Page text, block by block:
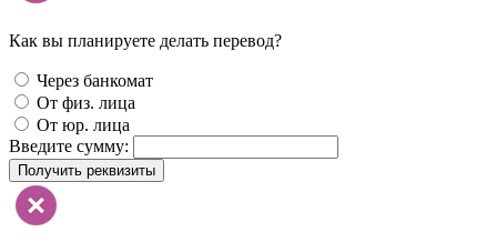
Как вы планируете делать перевод?
Через банкомат
От физ. лица
От юр. лица
Введите сумму:
Получить реквизиты